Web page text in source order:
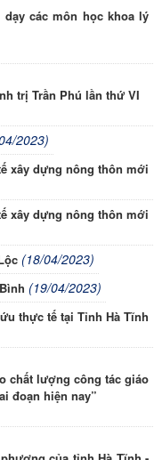
các môn học khoa lý
trị Trần Phú lần thứ VI
2023)
xây dựng nông thôn mới
xây dựng nông thôn mới
(18/04/2023)
(19/04/2023)
thực tế tại Tỉnh Hà Tĩnh
chất lượng công tác giáo
đoạn hiện nay”